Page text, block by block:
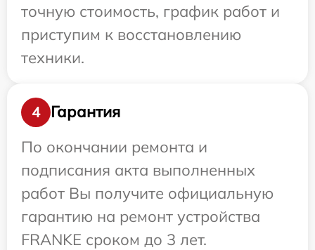
точную стоимость, график работ и
приступим к восстановлению
техники.
4
Гарантия
По окончании ремонта и
подписания акта выполненных
работ Вы получите официальную
гарантию на ремонт устройства
FRANKE сроком до 3 лет.